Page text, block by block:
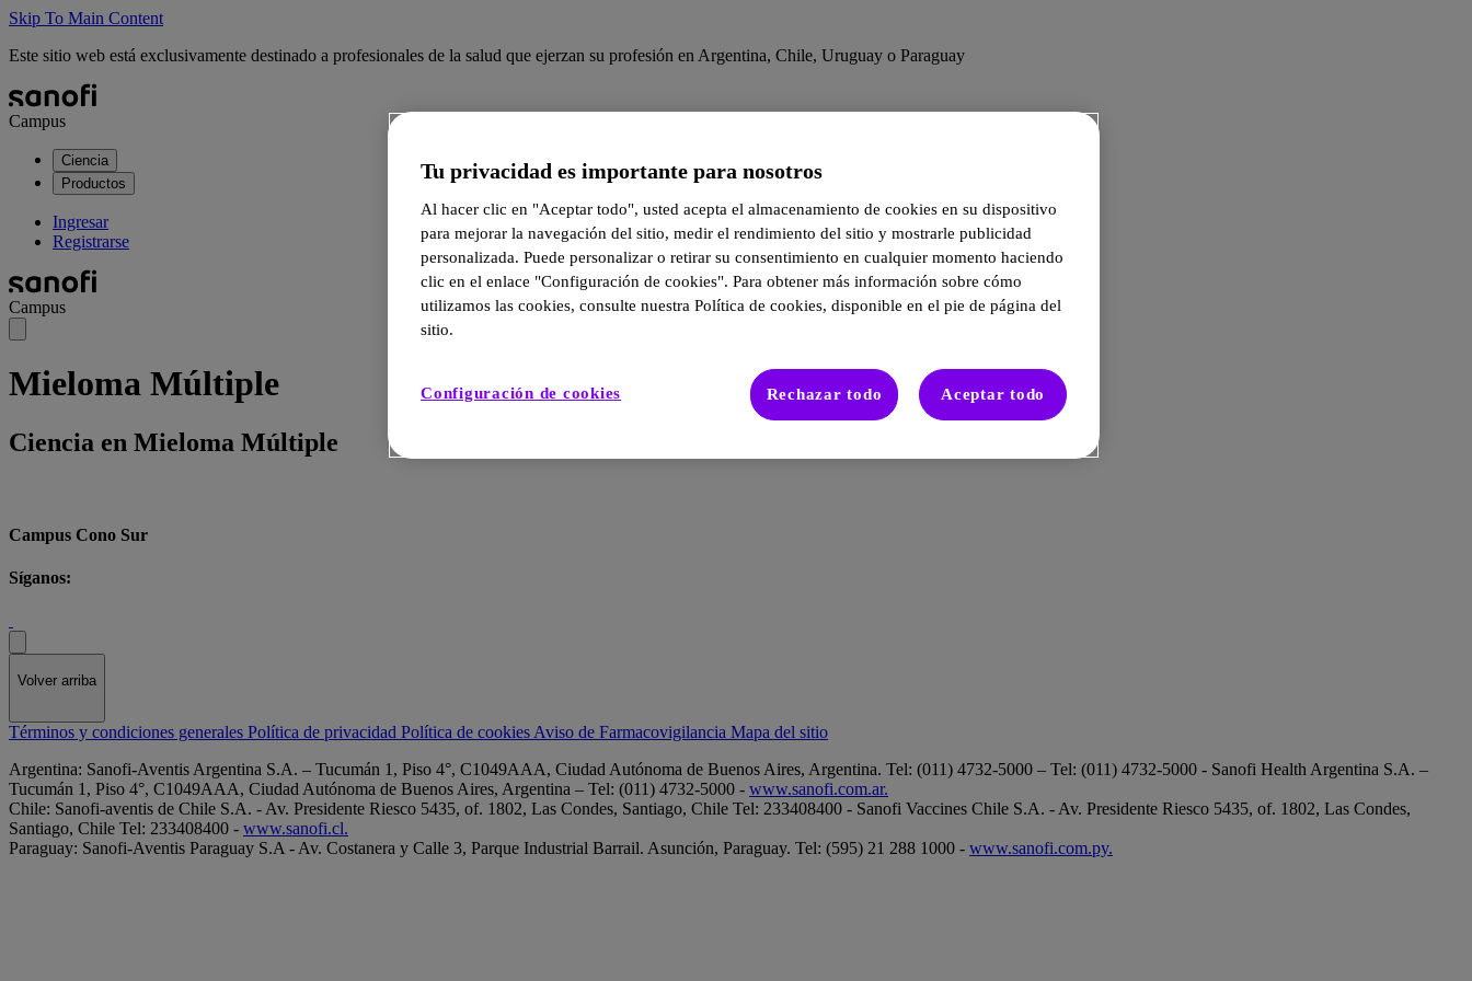
Skip To Main Content
Este sitio web está exclusivamente destinado a profesionales de la salud que ejerzan su profesión en Argentina, Chile, Uruguay o Paraguay
Campus
Ciencia
Productos
Ingresar
Registrarse
Campus
Mieloma Múltiple
Ciencia en Mieloma Múltiple
Campus Cono Sur
Síganos:
Volver arriba
Términos y condiciones generales Política de privacidad Política de cookies Aviso de Farmacovigilancia Mapa del sitio
Argentina: Sanofi-Aventis Argentina S.A. – Tucumán 1, Piso 4°, C1049AAA, Ciudad Autónoma de Buenos Aires, Argentina. Tel: (011) 4732-5000 – Tel: (011) 4732-5000 - Sanofi Health Argentina S.A. –
Tucumán 1, Piso 4°, C1049AAA, Ciudad Autónoma de Buenos Aires, Argentina – Tel: (011) 4732-5000 - www.sanofi.com.ar.
Chile: Sanofi-aventis de Chile S.A. - Av. Presidente Riesco 5435, of. 1802, Las Condes, Santiago, Chile Tel: 233408400 - Sanofi Vaccines Chile S.A. - Av. Presidente Riesco 5435, of. 1802, Las Condes,
Santiago, Chile Tel: 233408400 - www.sanofi.cl.
Paraguay: Sanofi-Aventis Paraguay S.A - Av. Costanera y Calle 3, Parque Industrial Barrail. Asunción, Paraguay. Tel: (595) 21 288 1000 - www.sanofi.com.py.
Tu privacidad es importante para nosotros
Al hacer clic en "Aceptar todo", usted acepta el almacenamiento de cookies en su dispositivo
para mejorar la navegación del sitio, medir el rendimiento del sitio y mostrarle publicidad
personalizada. Puede personalizar o retirar su consentimiento en cualquier momento haciendo
clic en el enlace "Configuración de cookies". Para obtener más información sobre cómo
utilizamos las cookies, consulte nuestra Política de cookies, disponible en el pie de página del
sitio.
Configuración de cookies Rechazar todo Aceptar todo